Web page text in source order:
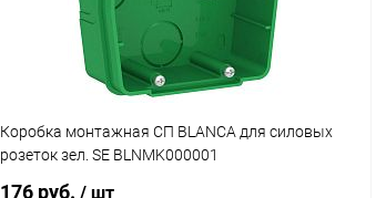
Коробка монтажная СП BLANCA для силовых
розеток зел. SE BLNMK000001
176 руб. / шт